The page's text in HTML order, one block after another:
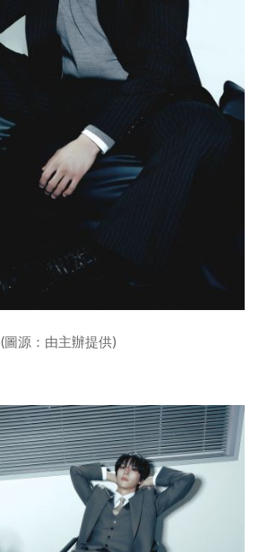
(圖源：由主辦提供)